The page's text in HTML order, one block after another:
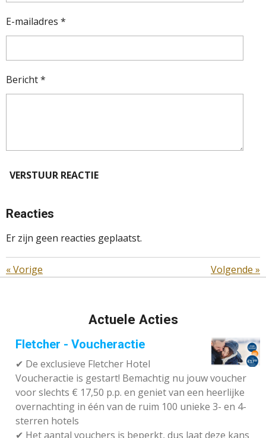
E-mailadres *
Bericht *
VERSTUUR REACTIE
Reacties
Er zijn geen reacties geplaatst.
«Vorige Volgende »
Actuele Acties
Fletcher - Voucheractie
✔ De exclusieve Fletcher Hotel
Voucheractie is gestart! Bemachtig nu jouw voucher
voor slechts € 17,50 p.p. en geniet van een heerlijke
overnachting in één van de ruim 100 unieke 3- en 4-
sterren hotels
✔ Het aantal vouchers is beperkt, dus laat deze kans